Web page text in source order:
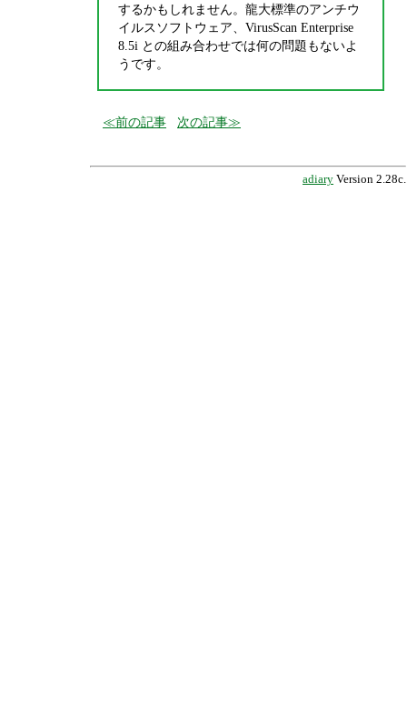
するかもしれません。龍大標準のアンチウ
イルスソフトウェア、VirusScan Enterprise
8.5i との組み合わせでは何の問題もないよ
うです。
前の記事 次の記事
adiary Version 2.28c.